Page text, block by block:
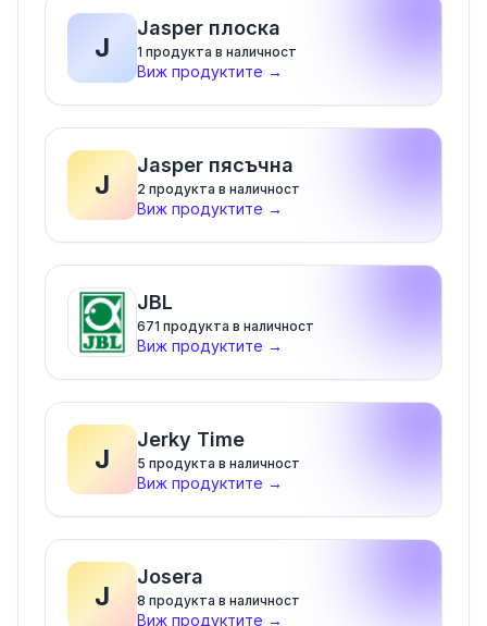
J
Jasper плоска
1 продукта в наличност
Виж продуктите →
J
Jasper пясъчна
2 продукта в наличност
Виж продуктите →
JBL
671 продукта в наличност
Виж продуктите →
J
Jerky Time
5 продукта в наличност
Виж продуктите →
J
Josera
8 продукта в наличност
Виж продуктите →